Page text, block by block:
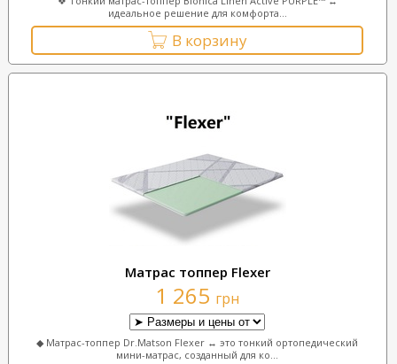
идеальное решение для комфорта...
В корзину
Матрас топпер Flexer
1 265 грн
◆ Матрас-топпер Dr.Matson Flexer ↔ это тонкий ортопедический
мини-матрас, созданный для ко...